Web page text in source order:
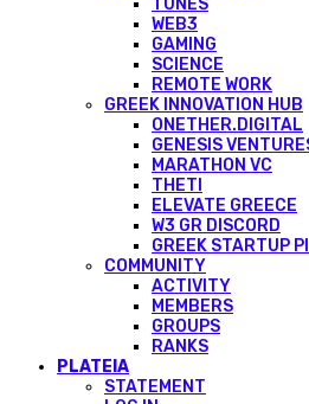
WEB3
GAMING
SCIENCE
REMOTE WORK
GREEK INNOVATION HUB
ONETHER.DIGITAL
GENESIS
MARATHON VC
THETI
ELEVATE GREECE
W3 GR DISCORD
GREEK STARTUP
COMMUNITY
ACTIVITY
MEMBERS
GROUPS
RANKS
PLATEIA
STATEMENT